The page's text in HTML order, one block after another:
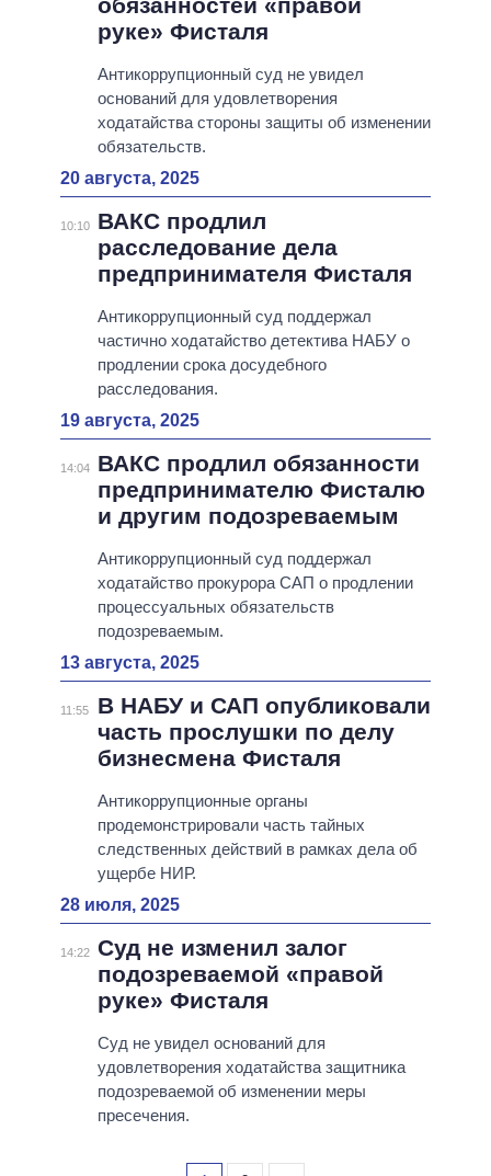
обязанностей «правой
руке» Фисталя
Антикоррупционный суд не увидел
оснований для удовлетворения
ходатайства стороны защиты об изменении
обязательств.
20 августа, 2025
10:10
ВАКС продлил
расследование дела
предпринимателя Фисталя
Антикоррупционный суд поддержал
частично ходатайство детектива НАБУ о
продлении срока досудебного
расследования.
19 августа, 2025
14:04
ВАКС продлил обязанности
предпринимателю Фисталю
и другим подозреваемым
Антикоррупционный суд поддержал
ходатайство прокурора САП о продлении
процессуальных обязательств
подозреваемым.
13 августа, 2025
11:55
В НАБУ и САП опубликовали
часть прослушки по делу
бизнесмена Фисталя
Антикоррупционные органы
продемонстрировали часть тайных
следственных действий в рамках дела об
ущербе НИР.
28 июля, 2025
14:22 Суд не изменил залог
подозреваемой «правой
руке» Фисталя
Суд не увидел оснований для
удовлетворения ходатайства защитника
подозреваемой об изменении меры
пресечения.